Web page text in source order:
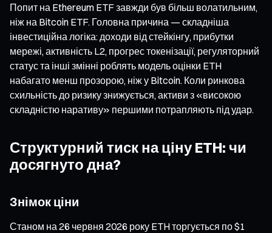
Попит на Ethereum ETF завжди був більш волатильним,
ніж на Bitcoin ETF. Головна причина — складніша
інвестиційна логіка: доходи від стейкінгу, прибутки
мережі, активність L2, прогрес токенізації, регуляторний
статус та інші змінні роблять модель оцінки ETH
набагато менш прозорою, ніж у Bitcoin. Коли ринкова
схильність до ризику знижується, активи з «високою
складністю наративу» першими потрапляють під удар.
Структурний тиск на ціну ETH: чи
досягнуто дна?
Знімок ціни
Станом на 26 червня 2026 року ETH торгується по $1